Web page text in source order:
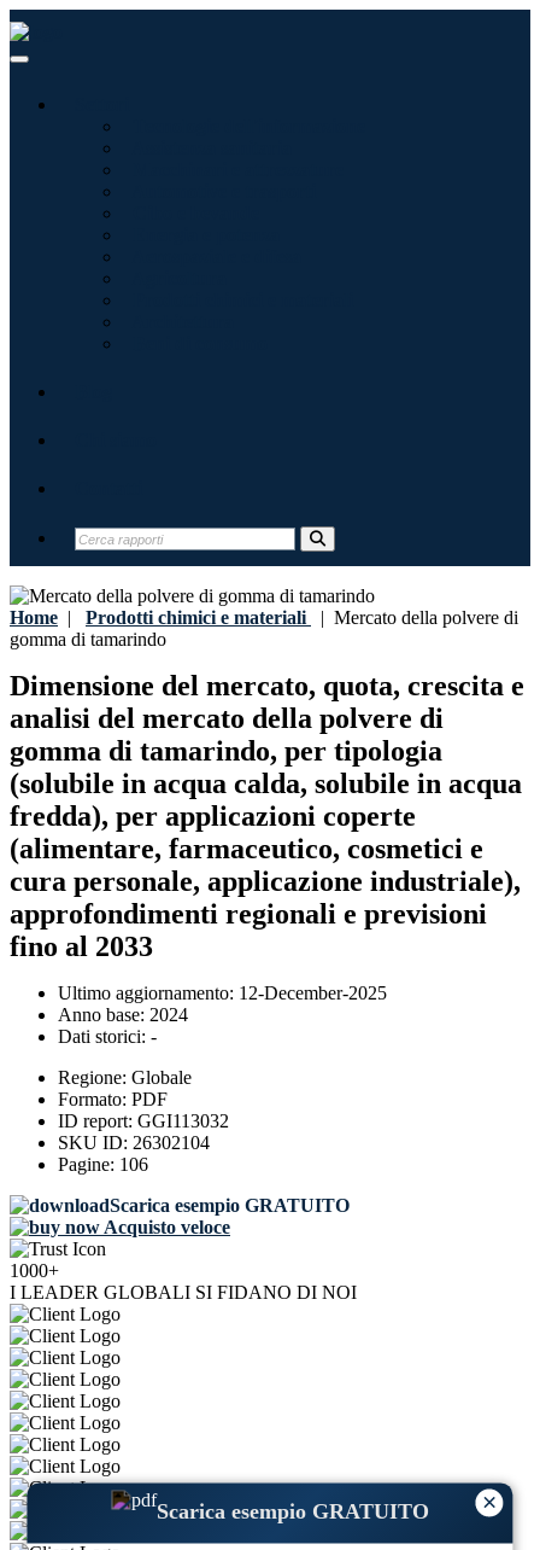
Home | Prodotti chimici e materiali | Mercato della polvere di
gomma di tamarindo
Dimensione del mercato, quota, crescita e
analisi del mercato della polvere di
gomma di tamarindo, per tipologia
(solubile in acqua calda, solubile in acqua
fredda), per applicazioni coperte
(alimentare, farmaceutico, cosmetici e
cura personale, applicazione industriale),
approfondimenti regionali e previsioni
fino al 2033
Ultimo aggiornamento: 12-December-2025
Anno base: 2024
Dati storici: -
Regione: Globale
Formato: PDF
ID report: GGI113032
SKU ID: 26302104
Pagine: 106
Scarica esempio GRATUITO
Acquisto veloce
1000+
I LEADER GLOBALI SI FIDANO DI NOI
×
Scarica esempio GRATUITO